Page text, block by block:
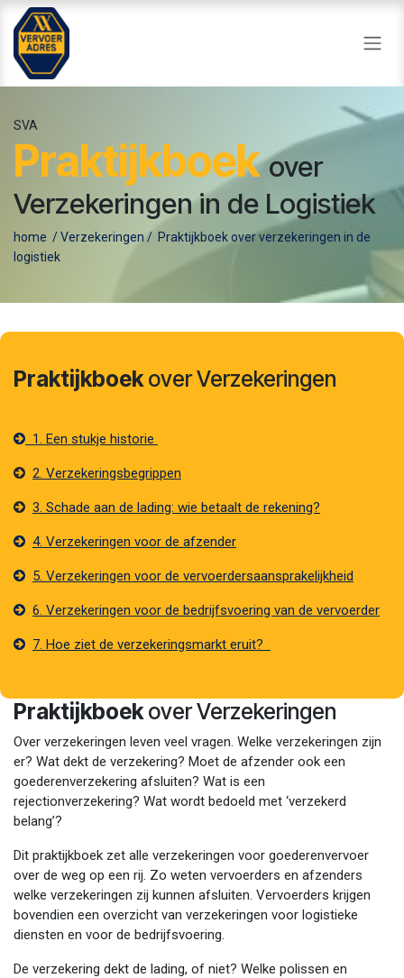
Overslaan naar inhoud
SVA
Praktijkboekover
Verzekeringen in de Logistiek
home /Verzekeringen / Praktijkboek over verzekeringen in de
logistiek
Praktijkboekover Verzekeringen
1. Een stukje historie
2. Verzekeringsbegrippen
3. Schade aan de lading: wie betaalt de rekening?
4. Verzekeringen voor de afzender
5. Verzekeringen voor de vervoerdersaansprakelijkheid
6. Verzekeringen voor de bedrijfsvoering van de vervoerder
7. Hoe ziet de verzekeringsmarkt eruit?
Praktijkboekover Verzekeringen
Over verzekeringen leven veel vragen. Welke verzekeringen zijn
er? Wat dekt de verzekering? Moet de afzender ook een
goederenverzekering afsluiten? Wat is een
rejectionverzekering? Wat wordt bedoeld met ‘verzekerd
belang’?
Dit praktijkboek zet alle verzekeringen voor goederenvervoer
over de weg op een rij. Zo weten vervoerders en afzenders
welke verzekeringen zij kunnen afsluiten. Vervoerders krijgen
bovendien een overzicht van verzekeringen voor logistieke
diensten en voor de bedrijfsvoering.
De verzekering dekt de lading, of niet? Welke polissen en